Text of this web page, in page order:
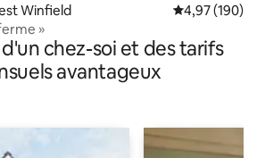
Winfield Évaluation
4,97 (190)
»
chez-soi et des tarifs
avantageux